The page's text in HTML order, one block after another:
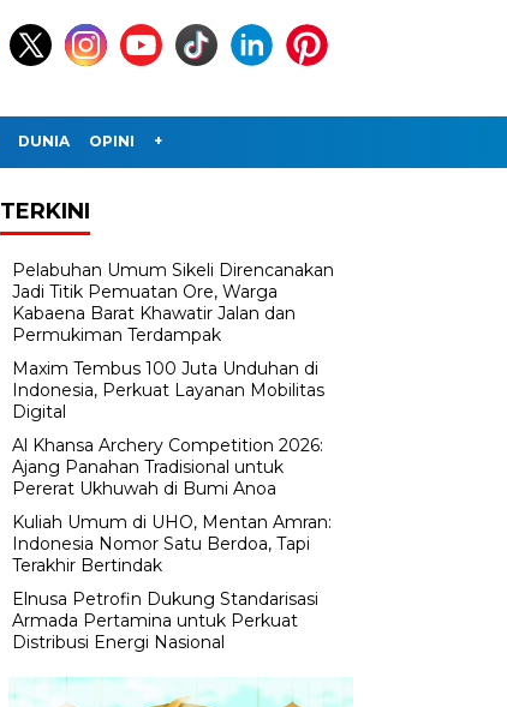
DUNIA OPINI +
TERKINI
Pelabuhan Umum Sikeli Direncanakan
Jadi Titik Pemuatan Ore, Warga
Kabaena Barat Khawatir Jalan dan
Permukiman Terdampak
Maxim Tembus 100 Juta Unduhan di
Indonesia, Perkuat Layanan Mobilitas
Digital
Al Khansa Archery Competition 2026:
Ajang Panahan Tradisional untuk
Pererat Ukhuwah di Bumi Anoa
Kuliah Umum di UHO, Mentan Amran:
Indonesia Nomor Satu Berdoa, Tapi
Terakhir Bertindak
Elnusa Petrofin Dukung Standarisasi
Armada Pertamina untuk Perkuat
Distribusi Energi Nasional